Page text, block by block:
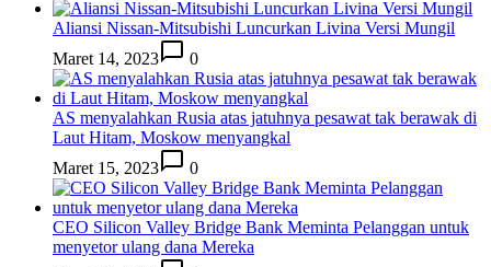
Aliansi Nissan-Mitsubishi Luncurkan Livina Versi Mungil
Maret 14, 2023
0
AS menyalahkan Rusia atas jatuhnya pesawat tak berawak di
Laut Hitam, Moskow menyangkal
Maret 15, 2023
0
CEO Silicon Valley Bridge Bank Meminta Pelanggan untuk
menyetor ulang dana Mereka